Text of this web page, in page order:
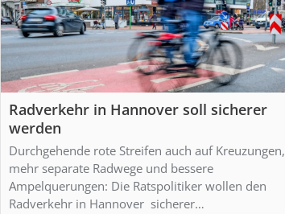
Radverkehr in Hannover soll sicherer
werden
Durchgehende rote Streifen auch auf Kreuzungen,
mehr separate Radwege und bessere
Ampelquerungen: Die Ratspolitiker wollen den
Radverkehr in Hannover sicherer…